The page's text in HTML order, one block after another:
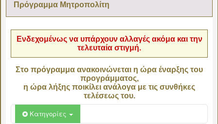
Πρόγραμμα Μητροπολίτη
Ενδεχομένως να υπάρχουν αλλαγές ακόμα και την
τελευταία στιγμή.
Στο πρόγραμμα ανακοινώνεται η ώρα έναρξης του
προγράμματος,
η ώρα λήξης ποικίλει ανάλογα με τις συνθήκες
τελέσεως του.
Κατηγορίες